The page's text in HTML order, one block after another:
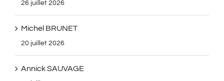
26 juillet 2026
Michel BRUNET
20 juillet 2026
Annick SAUVAGE